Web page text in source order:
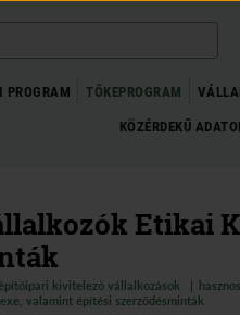
PROGRAM TŐKEPROGRAM
KÖZÉRDEKŰ
Etikai
kivitelező vállalkozások
valamint építési szerződésminták